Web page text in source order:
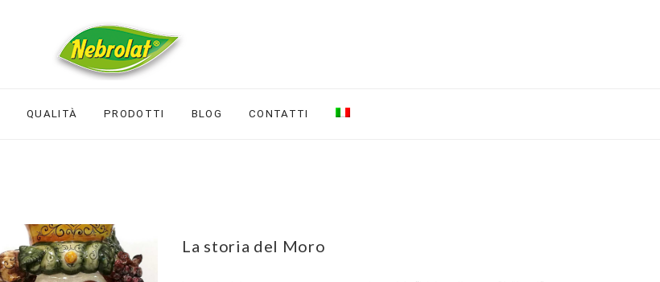
QUALITÀ PRODOTTI BLOG CONTATTI
La storia del Moro